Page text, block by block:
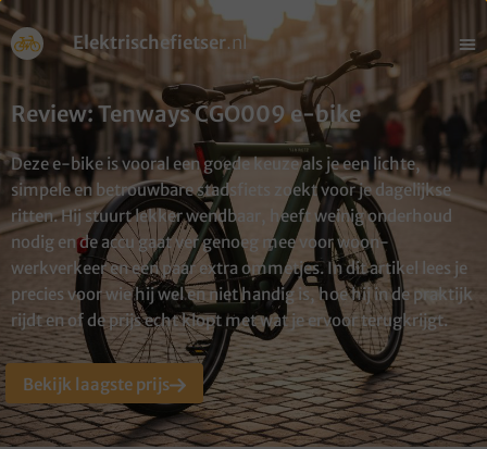
Elektrischefietser.nl
Review: Tenways CGO009 e-bike
Deze e-bike is vooral een goede keuze als je een lichte,
simpele en betrouwbare stadsfiets zoekt voor je dagelijkse
ritten. Hij stuurt lekker wendbaar, heeft weinig onderhoud
nodig en de accu gaat ver genoeg mee voor woon-
werkverkeer en een paar extra ommetjes. In dit artikel lees je
precies voor wie hij wel en niet handig is, hoe hij in de praktijk
rijdt en of de prijs echt klopt met wat je ervoor terugkrijgt.
Bekijk laagste prijs